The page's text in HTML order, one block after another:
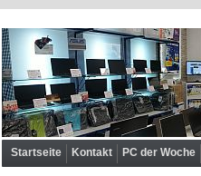
Startseite Kontakt PC der Woche